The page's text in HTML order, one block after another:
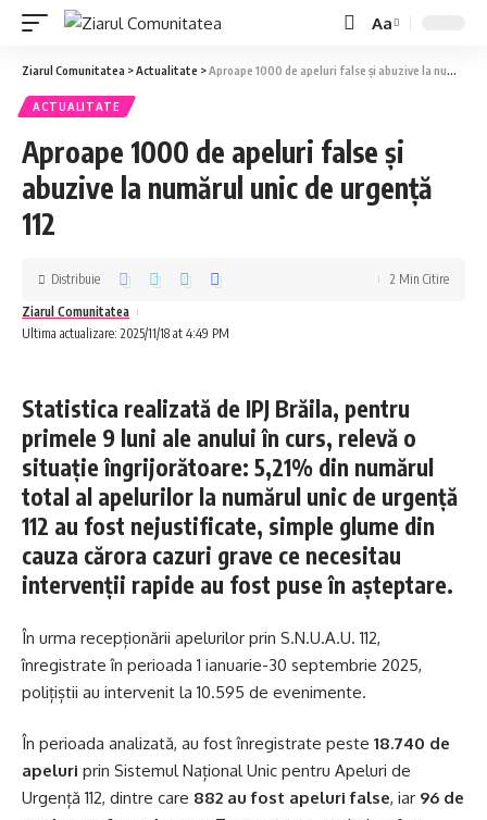
Aa
Ziarul Comunitatea >Actualitate >Aproape 1000 de apeluri false și abuzive la numărul unic de urgență 112
ACTUALITATE
Aproape 1000 de apeluri false și
abuzive la numărul unic de urgență
112
Ultima actualizare: 2025/11/18 at 4:49 PM
Ziarul Comunitatea
Distribuie 2 Min Citire
Statistica realizată de IPJ Brăila, pentru
primele 9 luni ale anului în curs, relevă o
situație îngrijorătoare: 5,21% din numărul
total al apelurilor la numărul unic de urgență
112 au fost nejustificate, simple glume din
cauza cărora cazuri grave ce necesitau
intervenții rapide au fost puse în așteptare.
În urma recepționării apelurilor prin S.N.U.A.U. 112,
înregistrate în perioada 1 ianuarie-30 septembrie 2025,
polițiștii au intervenit la 10.595 de evenimente.
În perioada analizată, au fost înregistrate peste 18.740 de
apeluri prin Sistemul Național Unic pentru Apeluri de
Urgență 112, dintre care 882 au fost apeluri false, iar 96 de